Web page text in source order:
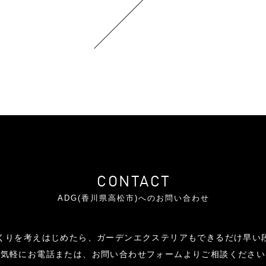
CONTACT
ADG(香川県高松市)へのお問い合わせ
りを考えはじめたら、ガーデンエクステリアもできるだけ早い
軽にお電話または、お問い合わせフォームよりご相談ください